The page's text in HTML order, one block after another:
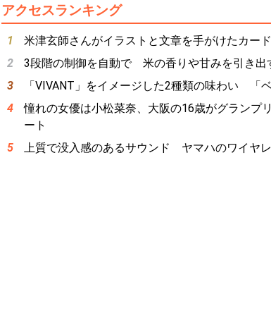
アクセスランキング
米津玄師さんがイラストと文章を手がけたカー
3段階の制御を自動で 米の香りや甘みを引き出
「VIVANT」をイメージした2種類の味わい 「
憧れの女優は小松菜奈、大阪の16歳がグラン
ート
上質で没入感のあるサウンド ヤマハのワイヤ